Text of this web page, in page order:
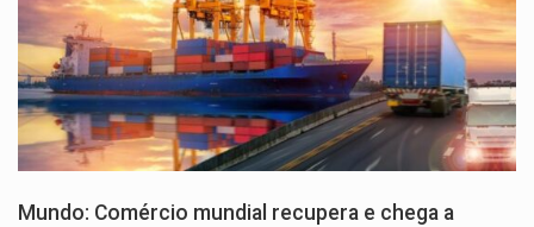
Mundo: Comércio mundial recupera e chega a